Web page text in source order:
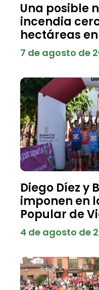
Una posible
incendia
hectáreas
7 de agosto de
Diego Díez y
imponen en
Popular de
4 de agosto de